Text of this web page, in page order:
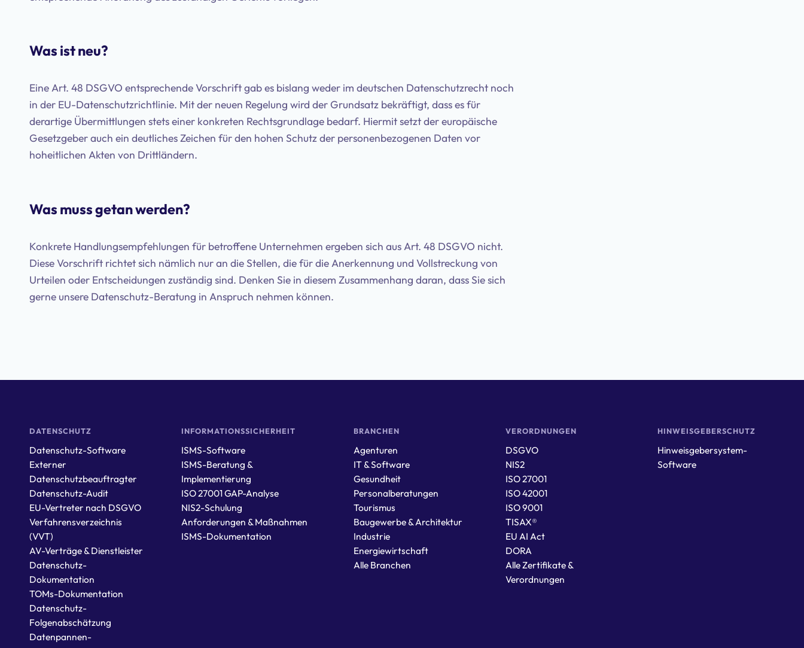
Was ist neu?
Eine Art. 48 DSGVO entsprechende Vorschrift gab es bislang weder im deutschen Datenschutzrecht noch
in der EU-Datenschutzrichtlinie. Mit der neuen Regelung wird der Grundsatz bekräftigt, dass es für
derartige Übermittlungen stets einer konkreten Rechtsgrundlage bedarf. Hiermit setzt der europäische
Gesetzgeber auch ein deutliches Zeichen für den hohen Schutz der personenbezogenen Daten vor
hoheitlichen Akten von Drittländern.
Was muss getan werden?
Konkrete Handlungsempfehlungen für betroffene Unternehmen ergeben sich aus Art. 48 DSGVO nicht.
Diese Vorschrift richtet sich nämlich nur an die Stellen, die für die Anerkennung und Vollstreckung von
Urteilen oder Entscheidungen zuständig sind. Denken Sie in diesem Zusammenhang daran, dass Sie sich
gerne unsere Datenschutz-Beratung in Anspruch nehmen können.
DATENSCHUTZ
Datenschutz-Software
Externer
Datenschutzbeauftragter
Datenschutz-Audit
EU-Vertreter nach DSGVO
Verfahrensverzeichnis
(VVT)
AV-Verträge & Dienstleister
Datenschutz-
Dokumentation
TOMs-Dokumentation
Datenschutz-
Folgenabschätzung
Datenpannen-
INFORMATIONSSICHERHEIT
ISMS-Software
ISMS-Beratung &
Implementierung
ISO 27001 GAP-Analyse
NIS2-Schulung
Anforderungen & Maßnahmen
ISMS-Dokumentation
BRANCHEN
Agenturen
IT & Software
Gesundheit
Personalberatungen
Tourismus
Baugewerbe & Architektur
Industrie
Energiewirtschaft
Alle Branchen
VERORDNUNGEN
DSGVO
NIS2
ISO 27001
ISO 42001
ISO 9001
TISAX®
EU AI Act
DORA
Alle Zertifikate &
Verordnungen
HINWEISGEBERSCHUTZ
Hinweisgebersystem-
Software